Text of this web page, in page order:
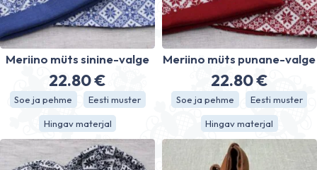
Meriino müts sinine-valge
22.80€
Soe ja pehme Eesti muster
Hingav materjal
Meriino müts punane-valge
22.80€
Soe ja pehme Eesti muster
Hingav materjal